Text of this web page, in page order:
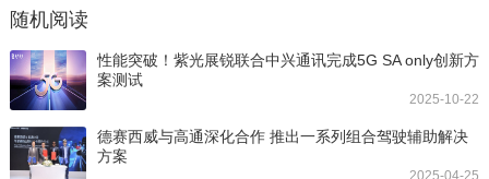
随机阅读
性能突破！紫光展锐联合中兴通讯完成5G SA only创新方
案测试
2025-10-22
德赛西威与高通深化合作 推出一系列组合驾驶辅助解决
方案